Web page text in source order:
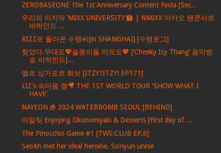
ZEROBASEONE The 1st Anniversary Content Festa [Sec...
우리의 마지막 ‘MIXX UNIVERSITY’🏫 | NMIXX 마카오 팬콘서트
비하인드 ...
RIZZ로 돌아온 수탱씨[in SHANGHAI] [수탱로그]
찢었다.무대도💖슽둥이들 미모도💖 [‘Cheeky Icy Thang’ 음악방
송 비하인드]...
엘르 싱가포르 화보 [ITZY?ITZY! EP171]
LIZ's 속마음 캠🎥 THE 1ST WORLD TOUR 'SHOW WHAT I
HAVE'
NAYEON @ 2024 WATERBOMB SEOUL [BEHIND]
아일릿 Enjoying Okonomiyaki & Desserts [First day of ...
The Pinocchio Game #1 [TWS:CLUB EP.6]
SeoAh met her ideal heroine, SoHyun unnie